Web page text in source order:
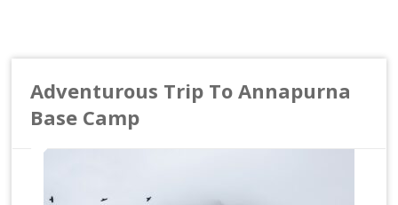
Adventurous Trip To Annapurna
Base Camp